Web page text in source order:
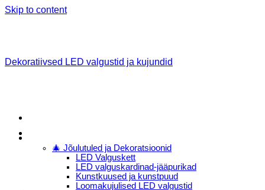
Skip to content
🎄 Jõulutuled ja Dekoratsioonid
LED Valguskett
LED valguskardinad-jääpurikad
Kunstkuused ja kunstpuud
Loomakujulised LED valgustid
Dekoratiivsed LED valgustid ja kujundid